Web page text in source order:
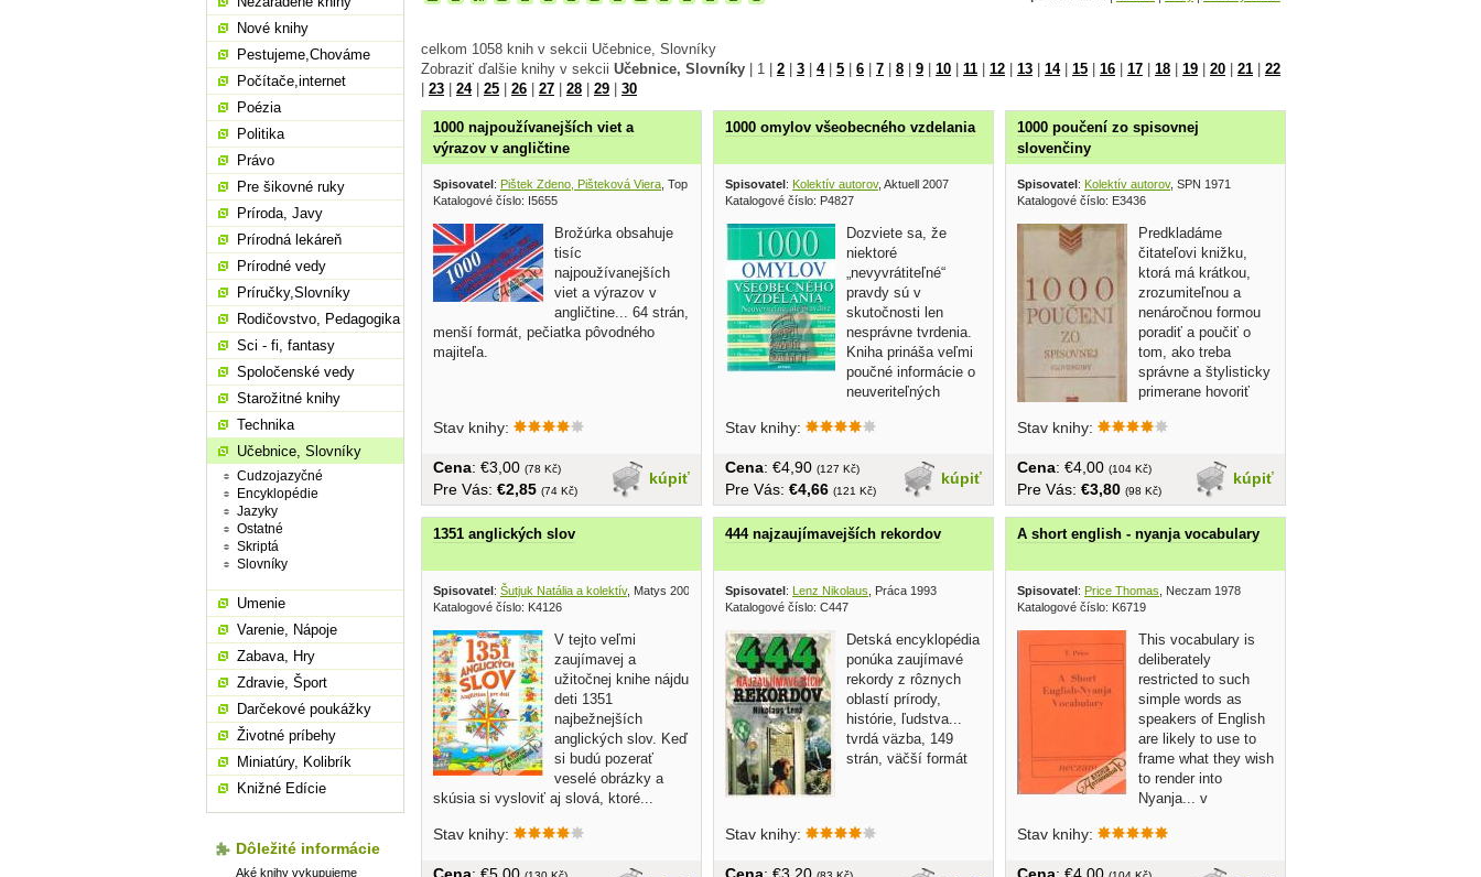
celkom 1058 knih v sekcii Učebnice, Slovníky
Zobraziť ďalšie knihy v sekcii Učebnice, Slovníky 1 2 3 4| 5 6 7 8 9 10 11 12 13 14| 15 16 17 18 19 20 21
22
23 24| 25 26 27 28 29 30
1000 najpoužívanejších viet a
výrazov v angličtine
Spisovatel: Pištek Zdeno, Pišteková Viera , Top school of languages 1991
Katalogové číslo: I5655
Brožúrka obsahuje
tisíc
najpoužívanejších
viet a výrazov v
angličtine... 64 strán,
menší formát, pečiatka pôvodného
majiteľa.
Stav knihy:
kúpiť
Cena: €3,00 (78 Kč)
Pre Vás: €2,85 (74 Kč)
1000 omylov všeobecného vzdelania
Spisovatel: Kolektív autorov, Aktuell 2007
Katalogové číslo: P4827
Dozviete sa, že
niektoré
„nevyvrátiteľné“
pravdy sú v
skutočnosti len
nesprávne tvrdenia.
Kniha prináša veľmi
poučné informácie o
neuveriteľných
Stav knihy:
kúpiť
Cena: €4,90 (127 Kč)
Pre Vás: €4,66 (121 Kč)
1000 poučení zo spisovnej
slovenčiny
Spisovatel: Kolektív autorov, SPN 1971
Katalogové číslo: E3436
Predkladáme
čitateľovi knižku,
ktorá má krátkou,
zrozumiteľnou a
nenáročnou formou
poradiť a poučiť o
tom, ako treba
správne a štylisticky
primerane hovoriť
Stav knihy:
kúpiť
Cena: €4,00 (104 Kč)
Pre Vás: €3,80 (98 Kč)
1351 anglických slov
Spisovatel: Šutjuk Natália a kolektív, Matys 2003
Katalogové číslo: K4126
V tejto veľmi
zaujímavej a
užitočnej knihe nájdu
deti 1351
najbežnejších
anglických slov. Keď
si budú pozerať
veselé obrázky a
skúsia si vysloviť aj slová, ktoré...
Stav knihy:
Cena: €5,00
444 najzaujímavejších rekordov
Spisovatel: Lenz Nikolaus , Práca 1993
Katalogové číslo: C447
Detská encyklopédia
ponúka zaujímavé
rekordy z rôznych
oblastí prírody,
histórie, ľudstva...
tvrdá väzba, 149
strán, väčší formát
Stav knihy:
Cena: €3,20
A short english - nyanja vocabulary
Spisovatel: Price Thomas , Neczam 1978
Katalogové číslo: K6719
This vocabulary is
deliberately
restricted to such
simple words as
speakers of English
are likely to use to
frame what they wish
to render into
Nyanja... v
Stav knihy:
Cena: €4,00
Nové knihy
Pestujeme,Chováme
Počítače,internet
Poézia
Politika
Právo
Pre šikovné ruky
Príroda, Javy
Prírodná lekáreň
Prírodné vedy
Príručky,Slovníky
Rodičovstvo, Pedagogika
Sci - fi, fantasy
Spoločenské vedy
Starožitné knihy
Technika
Učebnice, Slovníky
Cudzojazyčné
Encyklopédie
Jazyky
Ostatné
Skriptá
Slovníky
Umenie
Varenie, Nápoje
Zabava, Hry
Zdravie, Šport
Darčekové poukážky
Životné príbehy
Miniatúry, Kolibrík
Knižné Edície
Dôležité informácie
Aké knihy vykupujeme